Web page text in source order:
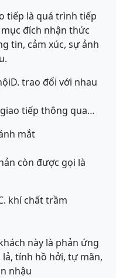
tiếp là quá trình tiếp
đích nhận thức
tin, cảm xúc, sự ảnh
D. trao đổi với nhau
tiếp thông qua…
mắt
còn được gọi là
khí chất trầm
này là phản ứng
tính hồ hởi, tự mãn,
nhậu